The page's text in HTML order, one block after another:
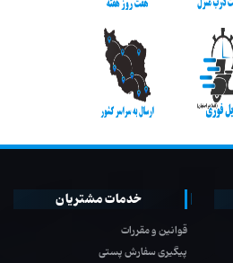
خدمات مشتریان
قوانین و مقررات
پیگیری سفارش پستی